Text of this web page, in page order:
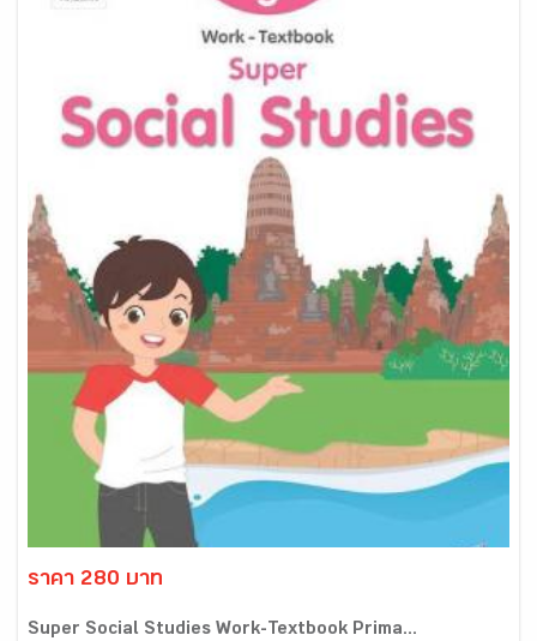
ราคา 280 บาท
Super Social Studies Work-Textbook Prima...